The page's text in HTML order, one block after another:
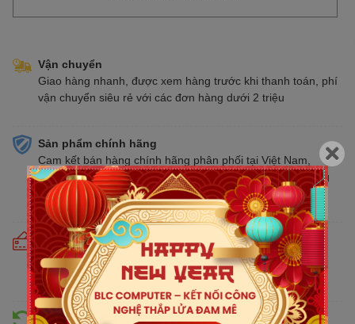
Vận chuyển
Giao hàng nhanh, được xem hàng trước khi thanh toán, phí
vận chuyển siêu rẻ với các đơn hàng dưới 2 triệu
Sản phẩm chính hãng
Cam kết bán hàng chính hãng phân phối tại Việt Nam,
chúng tôi tự hào là đại lý chính thức của tất cả các thương
hiệu kinh doanh sản phẩm CNTT trên thị trường
Cam kết giá tốt
Giá tốt hơn từ 10% - 30% so với thị trường. Liên tục cập
nhật giá mới nhất, cạnh tranh
Hỗ trợ đổi trả